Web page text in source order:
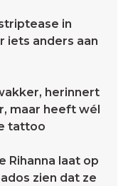
in
iets anders aan
herinnert
maar heeft wél
tattoo
Rihanna laat op
zien dat ze